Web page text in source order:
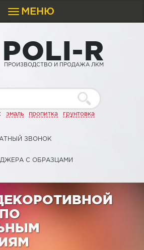
Toggle
navigation
МЕНЮ
POLI-R
ПРОИЗВОДСТВО И ПРОДАЖА ЛКМ
эмаль пропитка грунтовка
ЗВОНОК
С ОБРАЗЦАМИ